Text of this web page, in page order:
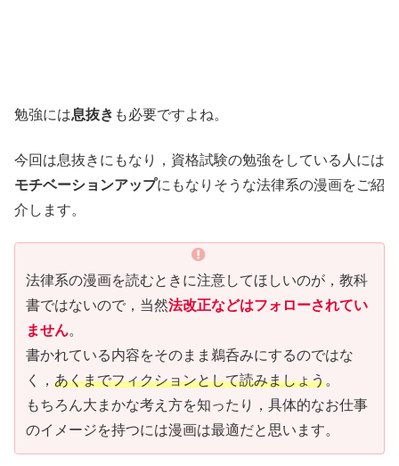
勉強には息抜き も必要ですよね。
今回は息抜きにもなり，資格試験の勉強をしている人には
モチベーションアップにもなりそうな法律系の漫画をご紹
介します。
法律系の漫画を読むときに注意してほしいのが，教科
書ではないので，当然法改正などはフォローされてい
ません。
書かれている内容をそのまま鵜呑みにするのではな
く， あくまでフィクションとして読みましょう。
もちろん大まかな考え方を知ったり，具体的なお仕事
のイメージを持つには漫画は最適だと思います。